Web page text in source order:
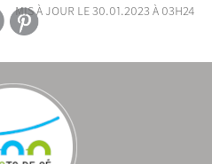
mis à jour le 30.01.2023 à 03h24